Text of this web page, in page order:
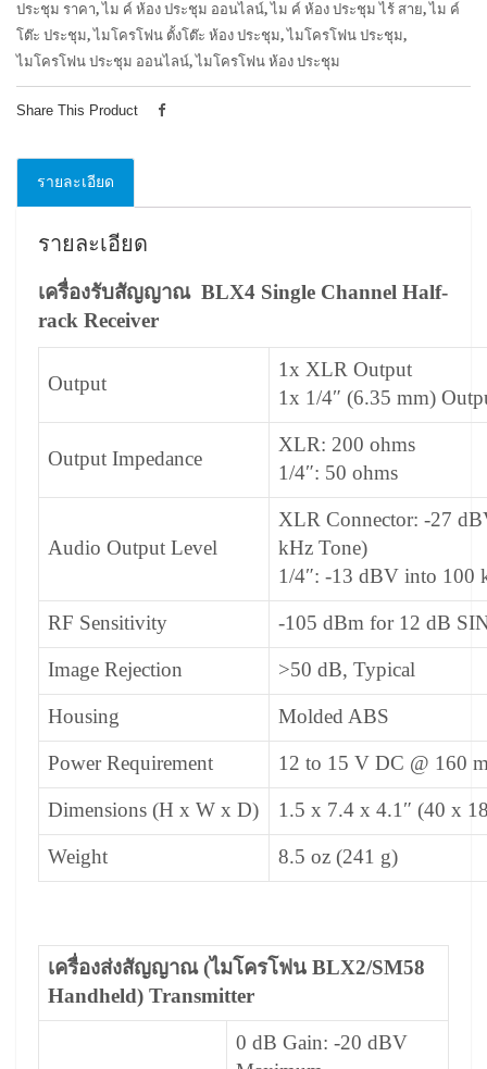
ประชุม ราคา,ไม ค์ ห้อง ประชุม ออนไลน์,ไม ค์ ห้อง ประชุม ไร้ สาย,ไม ค์
โต๊ะ ประชุม,ไมโครโฟน ตั้งโต๊ะ ห้อง ประชุม,ไมโครโฟน ประชุม,
ไมโครโฟน ประชุม ออนไลน์,ไมโครโฟน ห้อง ประชุม
Share This Product
รายละเอียด
รายละเอียด
เครื่องรับสัญญาณ BLX4 Single Channel Half-
rack Receiver
Output
1x XLR Output
1x 1/4″ (6.35 mm)
Output Impedance
XLR: 200 ohms
1/4″: 50 ohms
Audio Output Level
XLR Connector: -27
kHz Tone)
1/4″: -13 dBV into 100
RF Sensitivity -105 dBm for 12 dB
Image Rejection >50 dB, Typical
Housing Molded ABS
Power Requirement 12 to 15 V DC @ 160
Dimensions (H x W x D) 1.5 x 7.4 x 4.1″ (40 x
Weight 8.5 oz (241 g)
เครื่องส่งสัญญาณ (ไมโครโฟน BLX2/SM58
Handheld) Transmitter
0 dB Gain: -20 dBV